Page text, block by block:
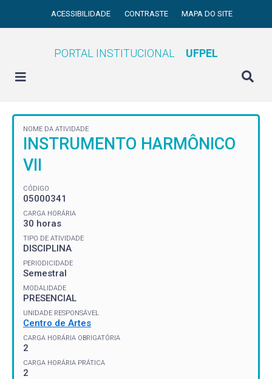
ACESSIBILIDADE CONTRASTE MAPA DO SITE
PORTAL INSTITUCIONAL UFPEL
NOME DA ATIVIDADE
INSTRUMENTO HARMÔNICO
VII
CÓDIGO
05000341
CARGA HORÁRIA
30 horas
TIPO DE ATIVIDADE
DISCIPLINA
PERIODICIDADE
Semestral
MODALIDADE
PRESENCIAL
UNIDADE RESPONSÁVEL
Centro de Artes
CARGA HORÁRIA OBRIGATÓRIA
2
CARGA HORÁRIA PRÁTICA
2